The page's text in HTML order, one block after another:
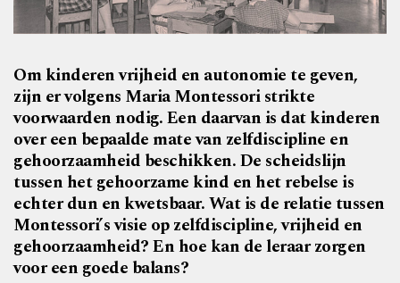
Om kinderen vrijheid en autonomie te geven,
zijn er volgens Maria Montessori strikte
voorwaarden nodig. Een daarvan is dat kinderen
over een bepaalde mate van zelfdiscipline en
gehoorzaamheid beschikken. De scheidslijn
tussen het gehoorzame kind en het rebelse is
echter dun en kwetsbaar. Wat is de relatie tussen
Montessori’s visie op zelfdiscipline, vrijheid en
gehoorzaamheid? En hoe kan de leraar zorgen
voor een goede balans?